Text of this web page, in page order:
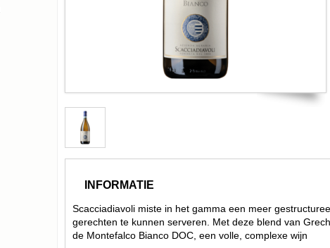
INFORMATIE
Scacciadiavoli miste in het gamma een meer
gerechten te kunnen serveren. Met deze blend van
de Montefalco Bianco DOC, een volle, complexe wijn